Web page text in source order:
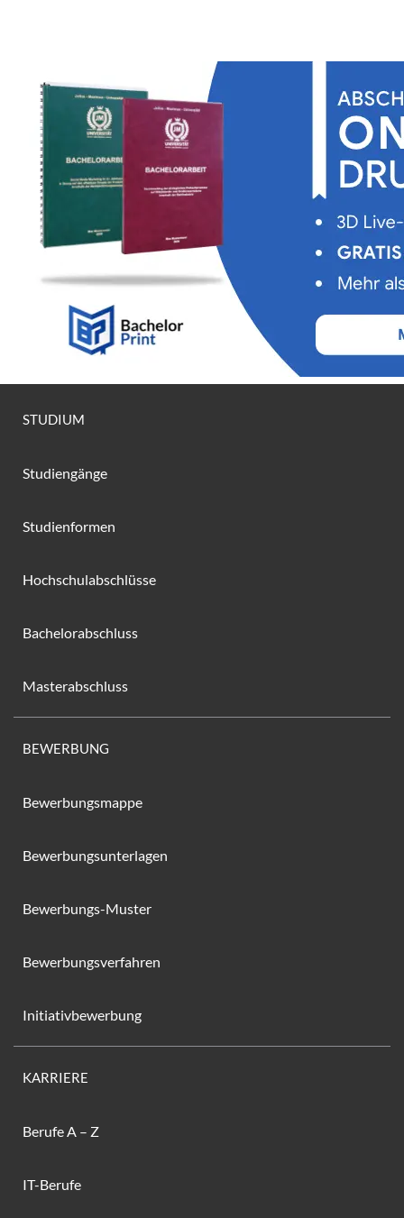
STUDIUM
Studiengänge
Studienformen
Hochschulabschlüsse
Bachelorabschluss
Masterabschluss
BEWERBUNG
Bewerbungsmappe
Bewerbungsunterlagen
Bewerbungs-Muster
Bewerbungsverfahren
Initiativbewerbung
KARRIERE
Berufe A – Z
IT-Berufe